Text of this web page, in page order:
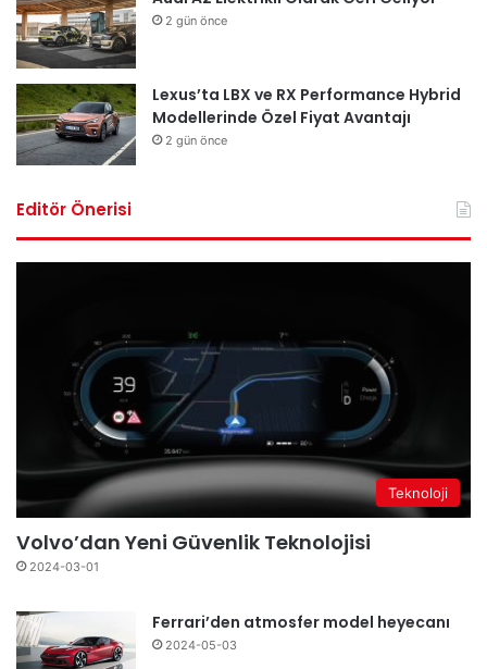
2 gün önce
Lexus’ta LBX ve RX Performance Hybrid
Modellerinde Özel Fiyat Avantajı
2 gün önce
Editör Önerisi
Teknoloji
Volvo’dan Yeni Güvenlik Teknolojisi
2024-03-01
Ferrari’den atmosfer model heyecanı
2024-05-03